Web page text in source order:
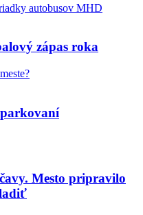
zápas roka
Mesto pripravilo